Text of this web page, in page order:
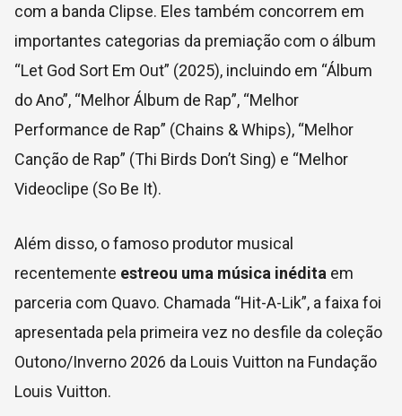
com a banda Clipse. Eles também concorrem em
importantes categorias da premiação com o álbum
“Let God Sort Em Out” (2025), incluindo em “Álbum
do Ano”, “Melhor Álbum de Rap”, “Melhor
Performance de Rap” (Chains & Whips), “Melhor
Canção de Rap” (Thi Birds Don’t Sing) e “Melhor
Videoclipe (So Be It).
Além disso, o famoso produtor musical
recentemente estreou uma música inédita em
parceria com Quavo. Chamada “Hit-A-Lik”, a faixa foi
apresentada pela primeira vez no desfile da coleção
Outono/Inverno 2026 da Louis Vuitton na Fundação
Louis Vuitton.